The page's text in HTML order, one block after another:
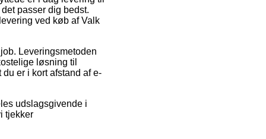
passer dig bedst.
ved køb af Valk
Leveringsmetoden
løsning til
er i kort afstand af e-
udslagsgivende i
tjekker